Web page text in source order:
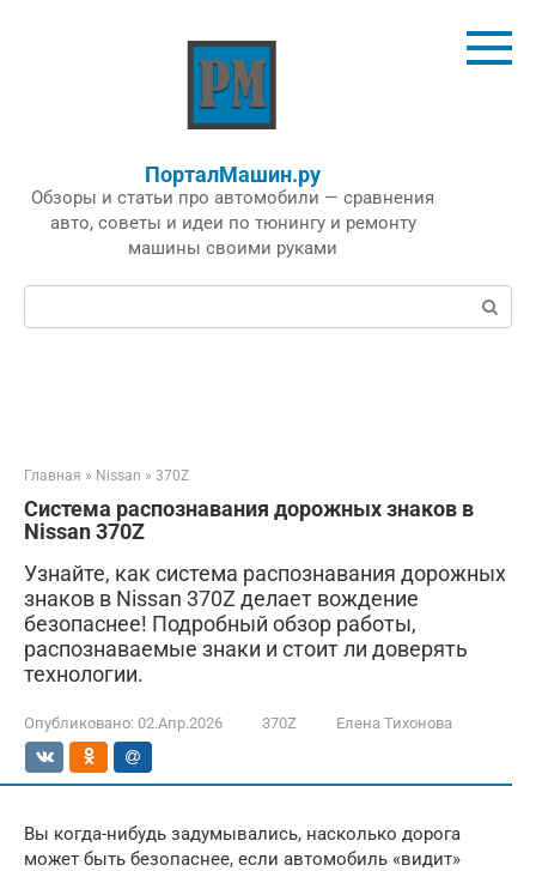
ПорталМашин.ру
Обзоры и статьи про автомобили — сравнения
авто, советы и идеи по тюнингу и ремонту
машины своими руками
Поиск:
Главная » Nissan » 370Z
Система распознавания дорожных знаков в
Nissan 370Z
Узнайте, как система распознавания дорожных
знаков в Nissan 370Z делает вождение
безопаснее! Подробный обзор работы,
распознаваемые знаки и стоит ли доверять
технологии.
Опубликовано: 02.Апр.2026 370Z Елена Тихонова
Вы когда-нибудь задумывались, насколько дорога
может быть безопаснее, если автомобиль «видит»